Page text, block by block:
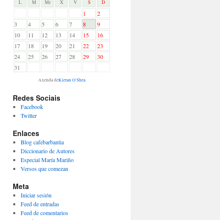
L M Mr X V S D
1
2
3
4 5 6 7 8
9
10
11 12 13 14 15
16
17
18 19 20 21 22
23
24
25 26 27 28 29
30
31
Axenda deKieran O'Shea
Redes Sociais
Facebook
Twitter
Enlaces
Blog cafebarbantia
Diccionario de Autores
Especial María Mariño
Versos que comezan
Meta
Iniciar sesión
Feed de entradas
Feed de comentarios